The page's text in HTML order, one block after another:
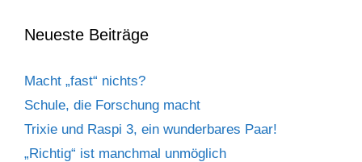
Neueste Beiträge
Macht „fast“ nichts?
Schule, die Forschung macht
Trixie und Raspi 3, ein wunderbares Paar!
„Richtig“ ist manchmal unmöglich